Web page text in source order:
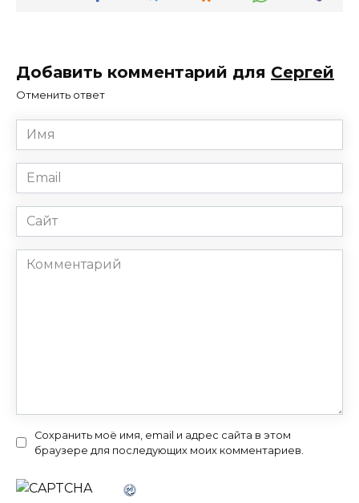
Добавить комментарий для Сергей
Отменить ответ
Имя
*
Email
*
Сайт
Комментарий
Сохранить моё имя, email и адрес сайта в этом
браузере для последующих моих комментариев.